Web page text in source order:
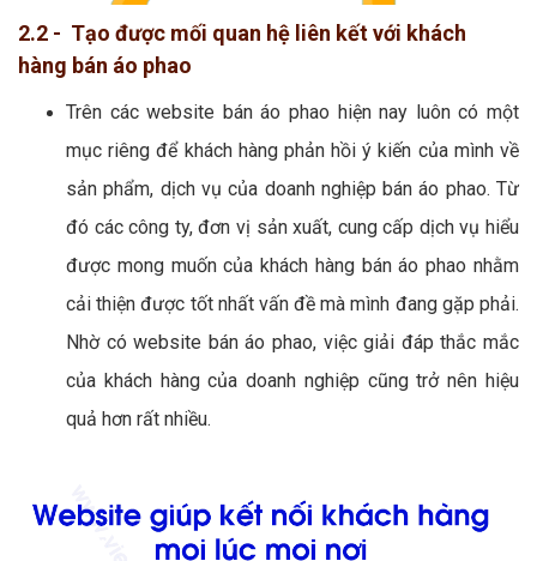
2.2 - Tạo được mối quan hệ liên kết với khách
hàng bán áo phao
Trên các website bán áo phao hiện nay luôn có một
mục riêng để khách hàng phản hồi ý kiến của mình về
sản phẩm, dịch vụ của doanh nghiệp bán áo phao. Từ
đó các công ty, đơn vị sản xuất, cung cấp dịch vụ hiểu
được mong muốn của khách hàng bán áo phao nhằm
cải thiện được tốt nhất vấn đề mà mình đang gặp phải.
Nhờ có website bán áo phao, việc giải đáp thắc mắc
của khách hàng của doanh nghiệp cũng trở nên hiệu
quả hơn rất nhiều.